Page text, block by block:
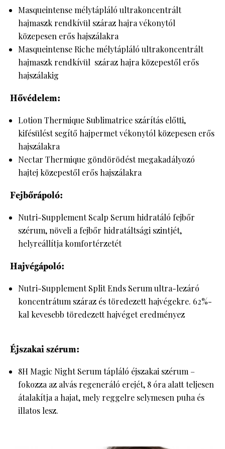
Masqueintense mélytápláló ultrakoncentrált
hajmaszk rendkívül száraz hajra vékonytól
közepesen erős hajszálakra
Masqueintense Riche mélytápláló ultrakoncentrált
hajmaszk rendkívül száraz hajra közepestől erős
hajszálakig
Hővédelem:
Lotion Thermique Sublimatrice szárítás előtti,
kifésülést segítő hajpermet vékonytól közepesen erős
hajszálakra
Nectar Thermique göndörödést megakadályozó
hajtej közepestől erős hajszálakra
Fejbőrápoló:
Nutri-Supplement Scalp Serum hidratáló fejbőr
szérum, növeli a fejbőr hidratáltsági szintjét,
helyreállítja komfortérzetét
Hajvégápoló:
Nutri-Supplement Split Ends Serum ultra-lezáró
koncentrátum száraz és töredezett hajvégekre. 62%-
kal kevesebb töredezett hajvéget eredményez
Éjszakai szérum:
8H Magic Night Serum tápláló éjszakai szérum –
fokozza az alvás regeneráló erejét, 8 óra alatt teljesen
átalakítja a hajat, mely reggelre selymesen puha és
illatos lesz.